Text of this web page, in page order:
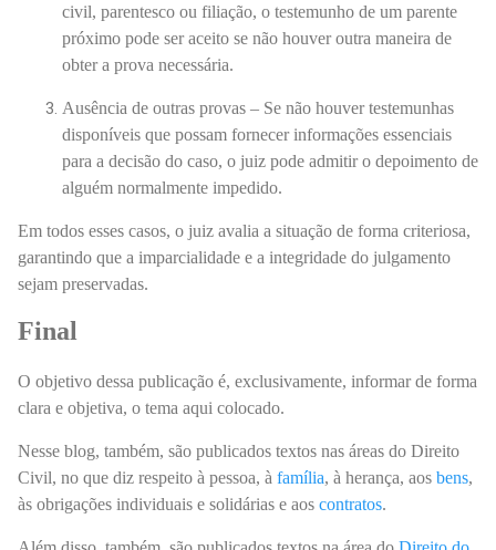
civil, parentesco ou filiação, o testemunho de um parente
próximo pode ser aceito se não houver outra maneira de
obter a prova necessária.
Ausência de outras provas – Se não houver testemunhas
disponíveis que possam fornecer informações essenciais
para a decisão do caso, o juiz pode admitir o depoimento de
alguém normalmente impedido.
Em todos esses casos, o juiz avalia a situação de forma criteriosa,
garantindo que a imparcialidade e a integridade do julgamento
sejam preservadas.
Final
O objetivo dessa publicação é, exclusivamente, informar de forma
clara e objetiva, o tema aqui colocado.
Nesse blog, também, são publicados textos nas áreas do Direito
Civil, no que diz respeito à pessoa, à família, à herança, aos bens,
às obrigações individuais e solidárias e aos contratos.